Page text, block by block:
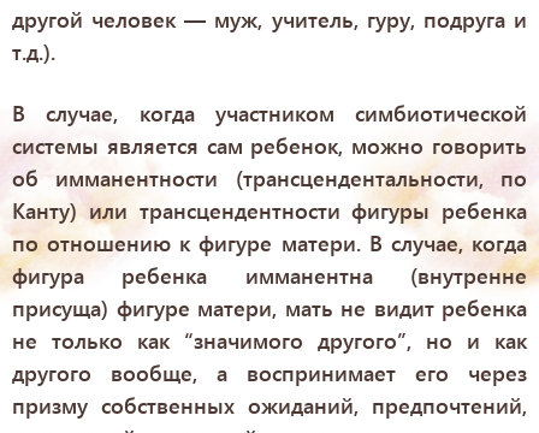
другой человек — муж, учитель, гуру, подруга и
т.д.).
В случае, когда участником симбиотической
системы является сам ребенок, можно говорить
об имманентности (трансцендентальности, по
Канту) или трансцендентности фигуры ребенка
по отношению к фигуре матери. В случае, когда
фигура ребенка имманентна (внутренне
присуща) фигуре матери, мать не видит ребенка
не только как “значимого другого”, но и как
другого вообще, а воспринимает его через
призму собственных ожиданий, предпочтений,